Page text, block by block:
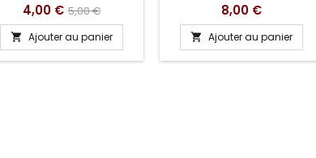
Prix
4,00 € Prix
de
base
5,00 €
 Ajouter au panier
Prix
8,00 €
 Ajouter au panier